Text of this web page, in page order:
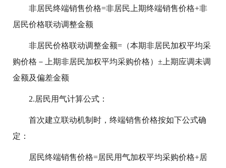
非居民终端销售价格=非居民上期终端销售价格+非
居民价格联动调整金额
非居民价格联动调整金额=（本期非居民加权平均采
购价格－上期非居民加权平均采购价格）±上期应调未调
金额及偏差金额
2.居民用气计算公式：
首次建立联动机制时，终端销售价格按如下公式确
定：
居民终端销售价格=居民用气加权平均采购价格+居